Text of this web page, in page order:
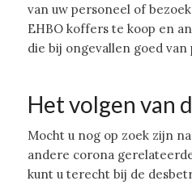
van uw personeel of
EHBO koffers te koop en
die bij ongevallen goed van
Het volgen van
Mocht u nog op zoek zijn
andere corona
kunt u terecht bij de